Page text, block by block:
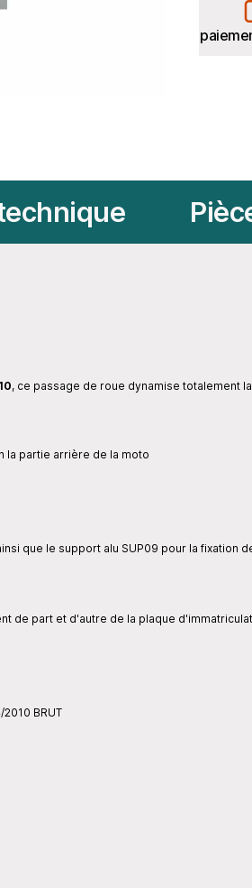
, ce passage de roue dynamise totalement
la partie arrière de la moto
que le support alu SUP09 pour la fixation
part et d'autre de la plaque
BRUT